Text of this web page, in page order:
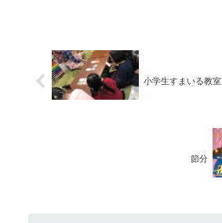
小学生すまいる教室
節分